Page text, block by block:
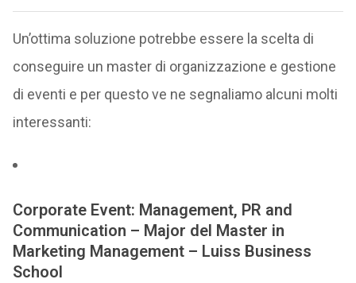
Un’ottima soluzione potrebbe essere la scelta di
conseguire un master di organizzazione e gestione
di eventi e per questo ve ne segnaliamo alcuni molti
interessanti:
Corporate Event: Management, PR and
Communication – Major del Master in
Marketing Management – Luiss Business
School